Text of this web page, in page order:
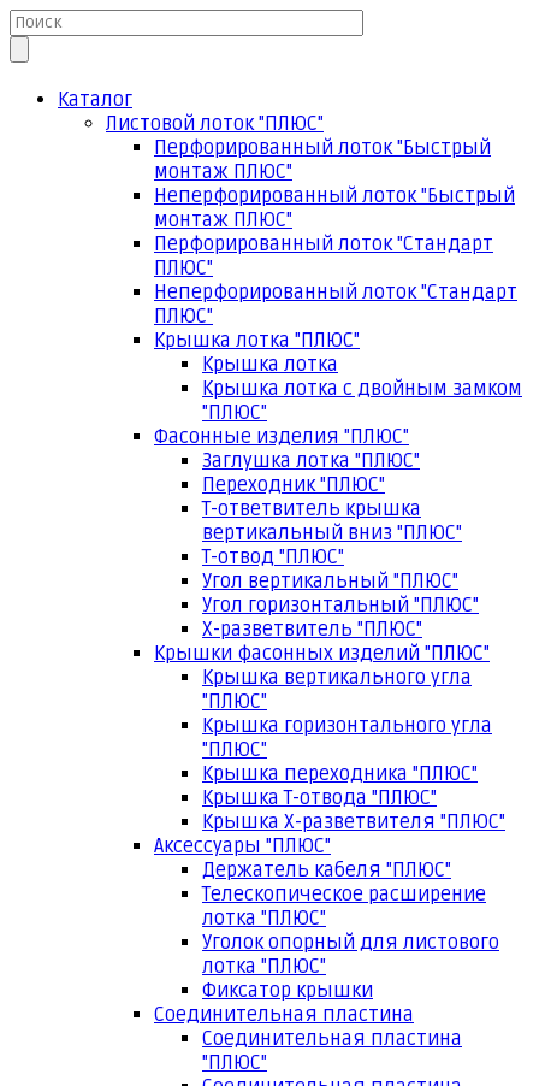
Каталог
Листовой лоток "ПЛЮС"
Перфорированный лоток "Быстрый
монтаж ПЛЮС"
Неперфорированный лоток "Быстрый
монтаж ПЛЮС"
Перфорированный лоток "Стандарт
ПЛЮС"
Неперфорированный лоток "Стандарт
ПЛЮС"
Крышка лотка "ПЛЮС"
Крышка лотка
Крышка лотка с двойным замком
"ПЛЮС"
Фасонные изделия "ПЛЮС"
Заглушка лотка "ПЛЮС"
Переходник "ПЛЮС"
Т-ответвитель крышка
вертикальный вниз "ПЛЮС"
Т-отвод "ПЛЮС"
Угол вертикальный "ПЛЮС"
Угол горизонтальный "ПЛЮС"
Х-разветвитель "ПЛЮС"
Крышки фасонных изделий "ПЛЮС"
Крышка вертикального угла
"ПЛЮС"
Крышка горизонтального угла
"ПЛЮС"
Крышка переходника "ПЛЮС"
Крышка Т-отвода "ПЛЮС"
Крышка Х-разветвителя "ПЛЮС"
Аксессуары "ПЛЮС"
Держатель кабеля "ПЛЮС"
Телескопическое расширение
лотка "ПЛЮС"
Уголок опорный для листового
лотка "ПЛЮС"
Фиксатор крышки
Соединительная пластина
Соединительная пластина
"ПЛЮС"